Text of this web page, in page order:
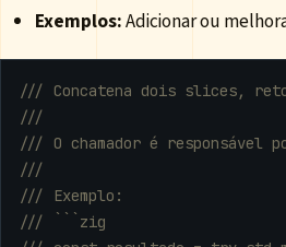
Exemplos:Adicionar ou